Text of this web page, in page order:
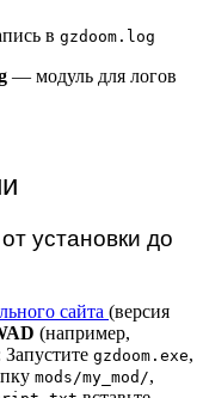
в gzdoom.log
— модуль для логов
установки до
сайта (версия
(например,
Запустите gzdoom.exe,
mods/my_mod/,